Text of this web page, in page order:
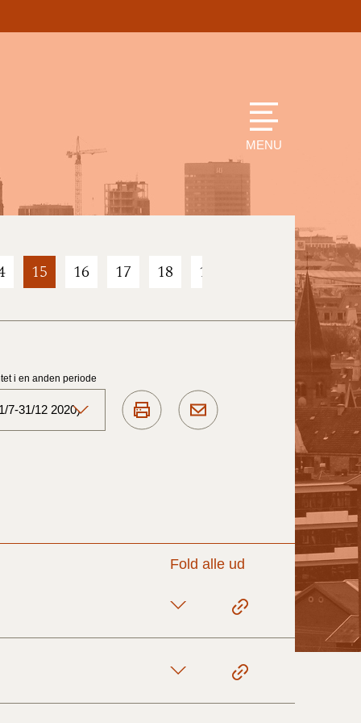
MENU
15 16 17 18 19 21 22
i en anden periode
7-31/12 2020)
1- 31/12
Fold alle ud